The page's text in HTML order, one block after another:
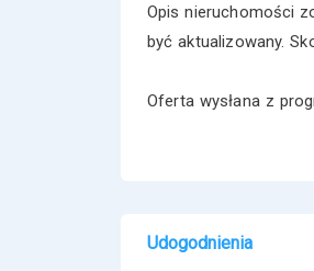
Opis nieruchomości
być aktualizowany.
Oferta wysłana z
Udogodnienia